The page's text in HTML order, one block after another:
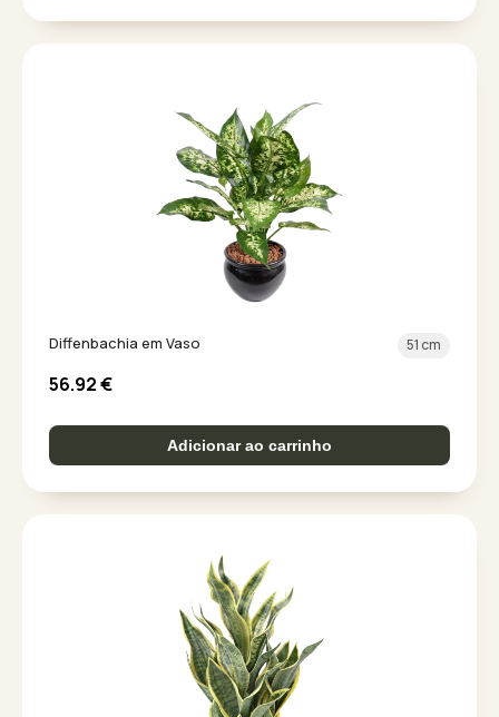
Diffenbachia em Vaso 51 cm
56.92€
Adicionar ao carrinho